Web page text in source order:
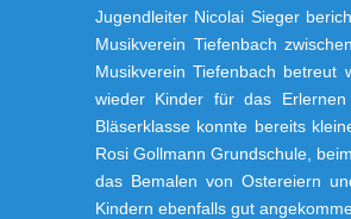
Jugendleiter Nicolai Sieger
Musikverein Tiefenbach
Musikverein Tiefenbach betreut
wieder Kinder für das
Bläserklasse konnte bereits
Rosi Gollmann Grundschule,
das Bemalen von Ostereiern
Kindern ebenfalls gut